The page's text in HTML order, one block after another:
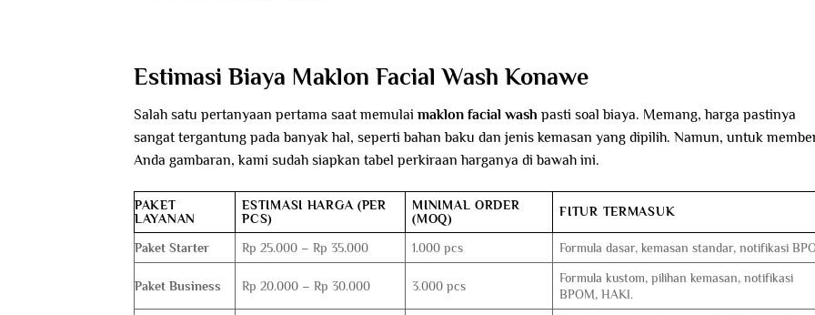
Estimasi Biaya Maklon Facial Wash Konawe
Salah satu pertanyaan pertama saat memulai maklon facial wash pasti soal biaya. Memang, harga pastinya
sangat tergantung pada banyak hal, seperti bahan baku dan jenis kemasan yang dipilih. Namun, untuk
Anda gambaran, kami sudah siapkan tabel perkiraan harganya di bawah ini.
PAKET
LAYANAN
ESTIMASI HARGA (PER
PCS)
MINIMAL ORDER
(MOQ)
FITUR TERMASUK
Paket Starter Rp 25.000 – Rp 35.000 1.000 pcs Formula dasar, kemasan standar, notifikasi
Paket Business Rp 20.000 – Rp 30.000 3.000 pcs
Formula kustom, pilihan kemasan, notifikasi
BPOM, HAKI.